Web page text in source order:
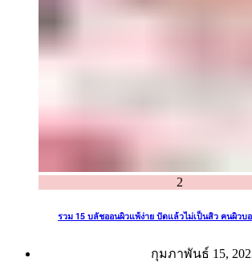
2
รวม 15 บลัชออนผิวแพ้ง่าย ปัดแล้วไม่เป็นสิว คนผิวบ
กุมภาพันธ์ 15,